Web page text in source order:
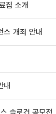
집 소개
개최 안내
내